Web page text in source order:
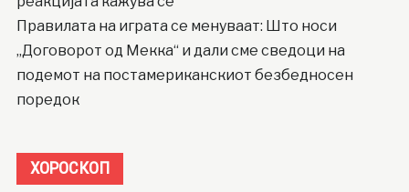
Правилата на играта се менуваат: Што носи
„Договорот од Мекка“ и дали сме сведоци на
подемот на постамериканскиот безбедносен
поредок
ХОРОСКОП